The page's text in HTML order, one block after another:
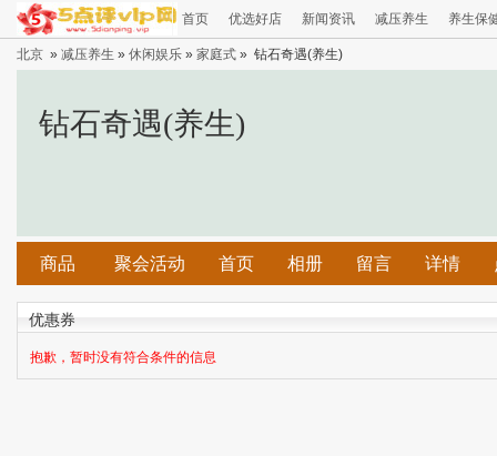
首页 优选好店 新闻资讯 减压养生 养生保
北京 » 减压养生 » 休闲娱乐 » 家庭式 » 钻石奇遇(养生)
钻石奇遇(养生)
商品 聚会活动 首页 相册 留言 详情
优惠券
抱歉，暂时没有符合条件的信息